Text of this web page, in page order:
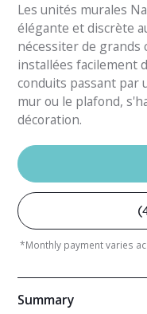
Les unités murales
élégante et discrète
nécessiter de grands
installées facilement
conduits passant par
mur ou le plafond,
décoration.
*Monthly payment varies
Summary